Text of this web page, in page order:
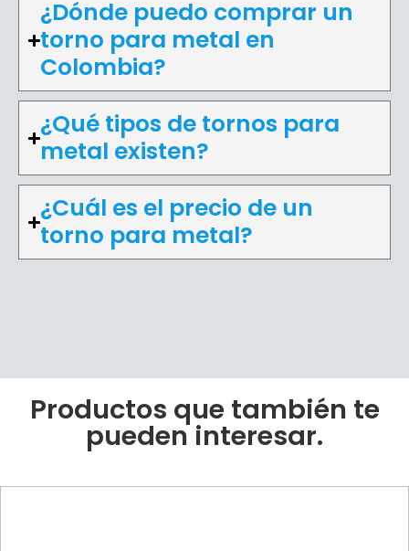
¿Dónde puedo comprar un
torno para metal en
Colombia?
¿Qué tipos de tornos para
metal existen?
¿Cuál es el precio de un
torno para metal?
Productos que también te
pueden interesar.